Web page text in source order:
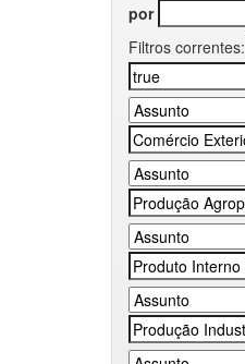
por
Filtros correntes: